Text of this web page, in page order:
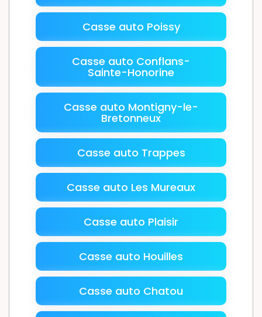
Casse auto Poissy
Casse auto Conflans-
Sainte-Honorine
Casse auto Montigny-le-
Bretonneux
Casse auto Trappes
Casse auto Les Mureaux
Casse auto Plaisir
Casse auto Houilles
Casse auto Chatou